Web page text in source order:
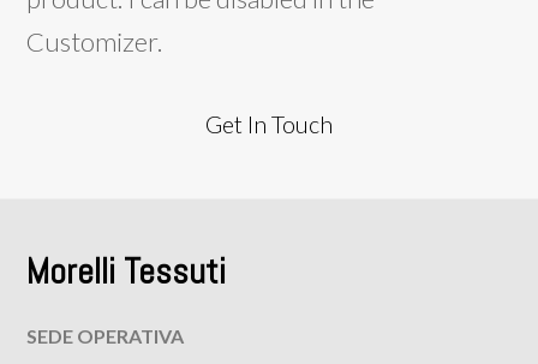
Customizer.
Get In Touch
Morelli Tessuti
SEDE OPERATIVA